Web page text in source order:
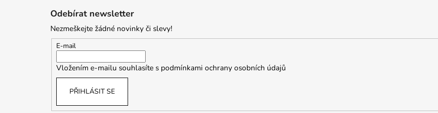
Odebírat newsletter
Nezmeškejte žádné novinky či slevy!
E-mail
Vložením e-mailu souhlasíte s podmínkami ochrany osobních údajů
PŘIHLÁSIT SE